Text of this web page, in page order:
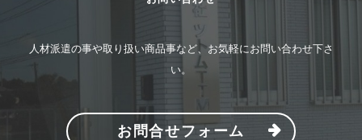
人材派遣の事や取り扱い商品事など、お気軽にお問い合わせ下さ
い。
お問合せフォーム